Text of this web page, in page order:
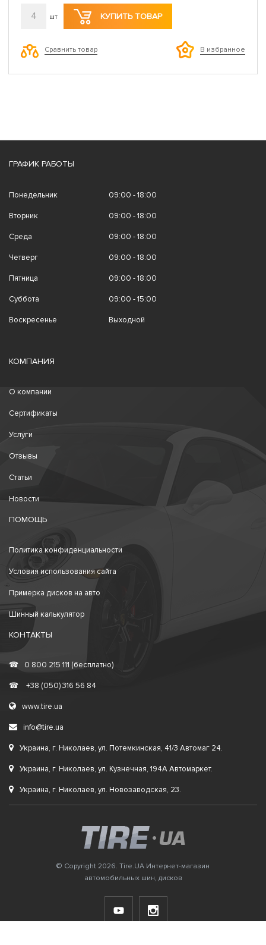
4 шт КУПИТЬ ТОВАР
Сравнить товар В избранное
ГРАФИК РАБОТЫ
Понедельник 09:00 - 18:00
Вторник 09:00 - 18:00
Среда 09:00 - 18:00
Четверг 09:00 - 18:00
Пятница 09:00 - 18:00
Суббота 09:00 - 15:00
Воскресенье Выходной
КОМПАНИЯ
О компании
Сертификаты
Услуги
Отзывы
Статьи
Новости
ПОМОЩЬ
Политика конфиденциальности
Условия использования сайта
Примерка дисков на авто
Шинный калькулятор
КОНТАКТЫ
☎ 0 800 215 111 (бесплатно)
☎ +38 (050) 316 56 84
www.tire.ua
info@tire.ua
Украина, г. Николаев, ул. Потемкинская, 41/3 Автомаг 24.
Украина, г. Николаев, ул. Кузнечная, 194А Автомаркет.
Украина, г. Николаев, ул. Новозаводская, 23.
© Copyright 2026. Tire.UA Интернет-магазин
автомобильных шин, дисков